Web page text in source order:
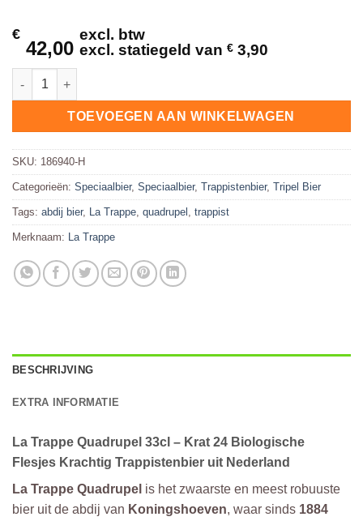
€
42,00
excl. btw
excl. statiegeld van € 3,90
La Trappe Quadrupel Bier Krat 24 Flesjes 33cl | Biologisch
TOEVOEGEN AAN WINKELWAGEN
SKU: 186940-H
Categorieën: Speciaalbier, Speciaalbier, Trappistenbier, Tripel Bier
Tags: abdij bier, La Trappe quadrupel trappist
Merknaam: La Trappe
BESCHRIJVING
EXTRA INFORMATIE
La Trappe Quadrupel 33cl – Krat 24 Biologische
Flesjes Krachtig Trappistenbier uit Nederland
La Trappe Quadrupel is het zwaarste en meest robuuste
bier uit de abdij van Koningshoeven, waar sinds 1884